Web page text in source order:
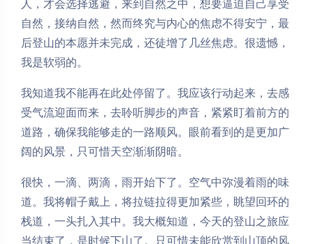
人，才会选择逃避，来到自然之中，想要逼迫自己享受
自然，接纳自然，然而终究与内心的焦虑不得安宁，最
后登山的本愿并未完成，还徒增了几丝焦虑。很遗憾，
我是软弱的。
我知道我不能再在此处停留了。我应该行动起来，去感
受气流迎面而来，去聆听脚步的声音，紧紧盯着前方的
道路，确保我能够走的一路顺风。眼前看到的是更加广
阔的风景，只可惜天空渐渐阴暗。
很快，一滴、两滴，雨开始下了。空气中弥漫着雨的味
道。我将帽子戴上，将拉链拉得更加紧些，眺望回环的
栈道，一头扎入其中。我大概知道，今天的登山之旅应
当结束了，是时候下山了。只可惜未能欣赏到山顶的风